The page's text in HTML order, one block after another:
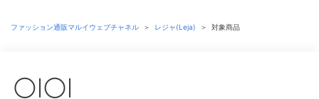
ファッション通販マルイウェブチャネル ＞ レジャ(Leja) ＞ 対象商品